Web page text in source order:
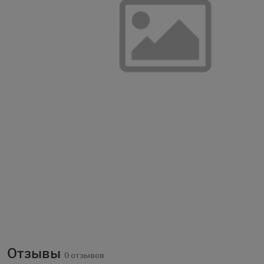
Отзывы 0 отзывов